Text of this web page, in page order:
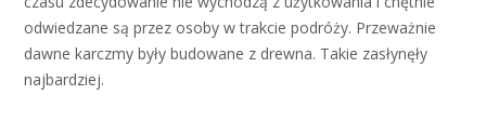
odwiedzane są przez osoby w trakcie podróży. Przeważnie
dawne karczmy były budowane z drewna. Takie zasłynęły
najbardziej.